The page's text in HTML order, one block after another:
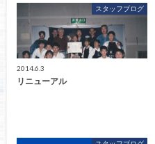
スタッフブログ
2014.6.3
リニューアル